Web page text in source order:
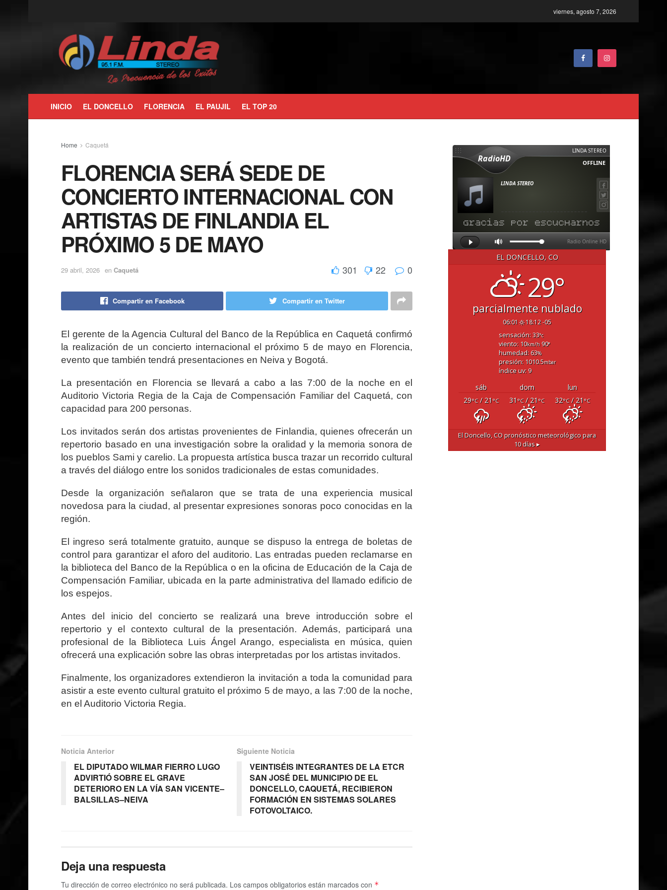
viernes, agosto 7, 2026
INICIO EL DONCELLO FLORENCIA EL PAUJIL EL TOP 20
Home Caquetá
FLORENCIA SERÁ SEDE DE
CONCIERTO INTERNACIONAL CON
ARTISTAS DE FINLANDIA EL
PRÓXIMO 5 DE MAYO
29 abril, 2026 en Caquetá 301 22 0
Compartir en Facebook Compartir en Twitter
El gerente de la Agencia Cultural del Banco de la República en Caquetá confirmó
la realización de un concierto internacional el próximo 5 de mayo en Florencia,
evento que también tendrá presentaciones en Neiva y Bogotá.
La presentación en Florencia se llevará a cabo a las 7:00 de la noche en el
Auditorio Victoria Regia de la Caja de Compensación Familiar del Caquetá, con
capacidad para 200 personas.
Los invitados serán dos artistas provenientes de Finlandia, quienes ofrecerán un
repertorio basado en una investigación sobre la oralidad y la memoria sonora de
los pueblos Sami y carelio. La propuesta artística busca trazar un recorrido cultural
a través del diálogo entre los sonidos tradicionales de estas comunidades.
Desde la organización señalaron que se trata de una experiencia musical
novedosa para la ciudad, al presentar expresiones sonoras poco conocidas en la
región.
El ingreso será totalmente gratuito, aunque se dispuso la entrega de boletas de
control para garantizar el aforo del auditorio. Las entradas pueden reclamarse en
la biblioteca del Banco de la República o en la oficina de Educación de la Caja de
Compensación Familiar, ubicada en la parte administrativa del llamado edificio de
los espejos.
Antes del inicio del concierto se realizará una breve introducción sobre el
repertorio y el contexto cultural de la presentación. Además, participará una
profesional de la Biblioteca Luis Ángel Arango, especialista en música, quien
ofrecerá una explicación sobre las obras interpretadas por los artistas invitados.
Finalmente, los organizadores extendieron la invitación a toda la comunidad para
asistir a este evento cultural gratuito el próximo 5 de mayo, a las 7:00 de la noche,
en el Auditorio Victoria Regia.
Noticia Anterior
EL DIPUTADO WILMAR FIERRO LUGO
ADVIRTIÓ SOBRE EL GRAVE
DETERIORO EN LA VÍA SAN VICENTE–
BALSILLAS–NEIVA
Siguiente Noticia
VEINTISÉIS INTEGRANTES DE LA ETCR
SAN JOSÉ DEL MUNICIPIO DE EL
DONCELLO, CAQUETÁ, RECIBIERON
FORMACIÓN EN SISTEMAS SOLARES
FOTOVOLTAICO.
Deja una respuesta
Tu dirección de correo electrónico no será publicada. Los campos obligatorios están marcados con *
EL DONCELLO, CO
29°
parcialmente nublado
06:01 18:12 -05
sensación: 33°c
viento: 10km/h90°
humedad: 63%
presión: 1010.5mbar
índice uv: 9
sáb dom
lun
29°C/ 21 °C 31 °C/ 21 °C 32°C/ 21 °C
El Doncello, COpronóstico meteorológico para
10 días ▸